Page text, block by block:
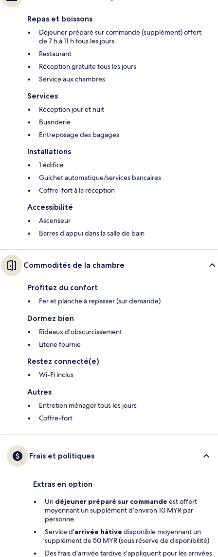
Repas et boissons
Déjeuner préparé sur commande (supplément) offert
de 7 h à 11 h tous les jours
Restaurant
Réception gratuite tous les jours
Service aux chambres
Services
Réception jour et nuit
Buanderie
Entreposage des bagages
Installations
1 édifice
Guichet automatique/services bancaires
Coffre-fort à la réception
Accessibilité
Ascenseur
Barres d’appui dans la salle de bain
Commodités de la chambre
Profitez du confort
Fer et planche à repasser (sur demande)
Dormez bien
Rideaux d’obscurcissement
Literie fournie
Restez connecté(e)
Wi-Fi inclus
Autres
Entretien ménager tous les jours
Coffre-fort
Frais et politiques
Extras en option
Un déjeuner préparé sur commande est offert
moyennant un supplément d’environ 10 MYR par
personne.
Service d'arrivée hâtive disponible moyennant un
supplément de 50 MYR (sous réserve de disponibilité)
Des frais d'arrivée tardive s'appliquent pour les arrivées